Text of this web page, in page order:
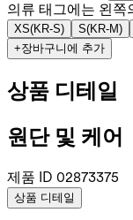
의류 태그에는 왼쪽
XS(KR-S) S(KR-M)
+장바구니에 추가
상품 디테일
원단 및 케어
제품 ID 02873375
상품 디테일